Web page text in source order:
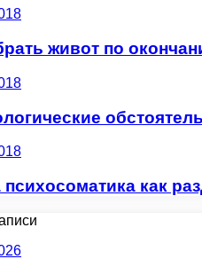
живот по
психосоматика как